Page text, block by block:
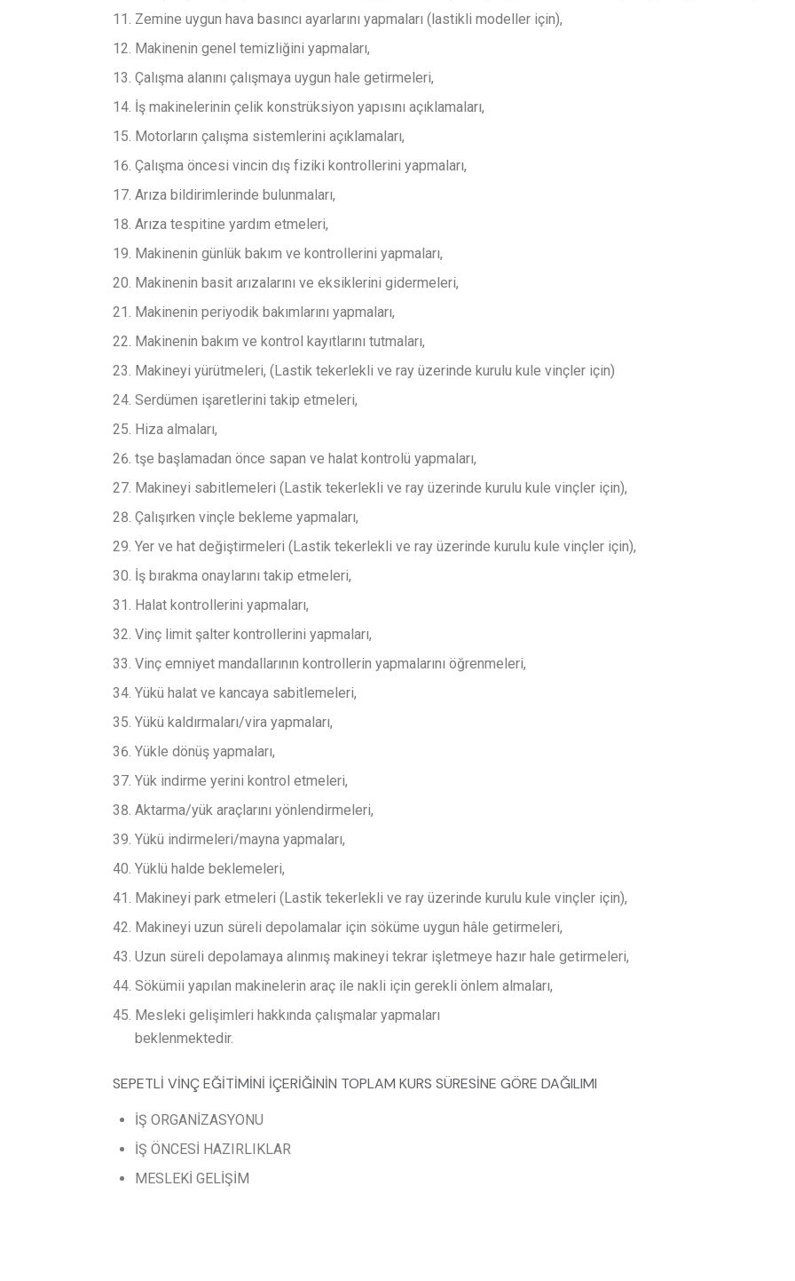
Zemine uygun hava basıncı ayarlarını yapmaları (lastikli modeller için),
Makinenin genel temizliğini yapmaları,
Çalışma alanını çalışmaya uygun hale getirmeleri,
İş makinelerinin çelik konstrüksiyon yapısını açıklamaları,
Motorların çalışma sistemlerini açıklamaları,
Çalışma öncesi vincin dış fiziki kontrollerini yapmaları,
Arıza bildirimlerinde bulunmaları,
Arıza tespitine yardım etmeleri,
Makinenin günlük bakım ve kontrollerini yapmaları,
Makinenin basit arızalarını ve eksiklerini gidermeleri,
Makinenin periyodik bakımlarını yapmaları,
Makinenin bakım ve kontrol kayıtlarını tutmaları,
Makineyi yürütmeleri, (Lastik tekerlekli ve ray üzerinde kurulu kule vinçler için)
Serdümen işaretlerini takip etmeleri,
Hiza almaları,
tşe başlamadan önce sapan ve halat kontrolü yapmaları,
Makineyi sabitlemeleri (Lastik tekerlekli ve ray üzerinde kurulu kule vinçler için),
Çalışırken vinçle bekleme yapmaları,
Yer ve hat değiştirmeleri (Lastik tekerlekli ve ray üzerinde kurulu kule vinçler için),
İş bırakma onaylarını takip etmeleri,
Halat kontrollerini yapmaları,
Vinç limit şalter kontrollerini yapmaları,
Vinç emniyet mandallarının kontrollerin yapmalarını öğrenmeleri,
Yükü halat ve kancaya sabitlemeleri,
Yükü kaldırmaları/vira yapmaları,
Yükle dönüş yapmaları,
Yük indirme yerini kontrol etmeleri,
Aktarma/yük araçlarını yönlendirmeleri,
Yükü indirmeleri/mayna yapmaları,
Yüklü halde beklemeleri,
Makineyi park etmeleri (Lastik tekerlekli ve ray üzerinde kurulu kule vinçler için),
Makineyi uzun süreli depolamalar için söküme uygun hâle getirmeleri,
Uzun süreli depolamaya alınmış makineyi tekrar işletmeye hazır hale getirmeleri,
Sökümii yapılan makinelerin araç ile nakli için gerekli önlem almaları,
Mesleki gelişimleri hakkında çalışmalar yapmaları
beklenmektedir.
SEPETLİ VİNÇ EĞİTİMİNİ İÇERİĞİNİN TOPLAM KURS SÜRESİNE GÖRE DAĞILIMI
İŞ ORGANİZASYONU
İŞ ÖNCESİ HAZIRLIKLAR
MESLEKİ GELİŞİM